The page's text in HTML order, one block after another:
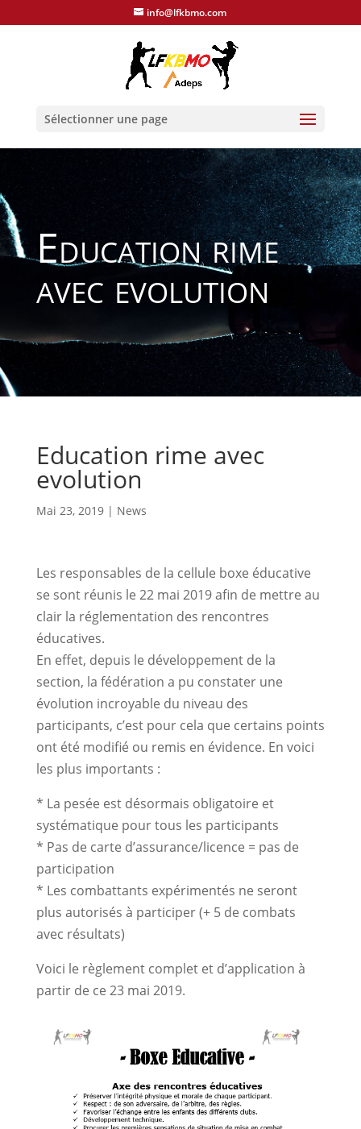
info@lfkbmo.com
Sélectionner une page
Education rime
avec evolution
Education rime avec
evolution
Mai 23, 2019| News
Les responsables de la cellule boxe éducative
se sont réunis le 22 mai 2019 afin de mettre au
clair la réglementation des rencontres
éducatives.
En effet, depuis le développement de la
section, la fédération a pu constater une
évolution incroyable du niveau des
participants, c’est pour cela que certains points
ont été modifié ou remis en évidence. En voici
les plus importants :
* La pesée est désormais obligatoire et
systématique pour tous les participants
* Pas de carte d’assurance/licence = pas de
participation
* Les combattants expérimentés ne seront
plus autorisés à participer (+ 5 de combats
avec résultats)
Voici le règlement complet et d’application à
partir de ce 23 mai 2019.